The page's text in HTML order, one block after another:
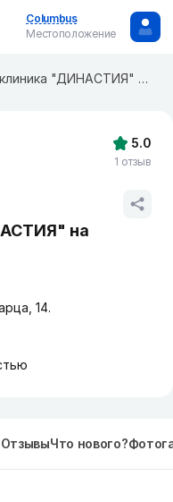
Columbus
Местоположение
Семейная клиника "ДИНАСТИЯ" на Академика Шварца
на
Шварца, 14.
5.0
1 отзыв
ОтзывыЧто нового?